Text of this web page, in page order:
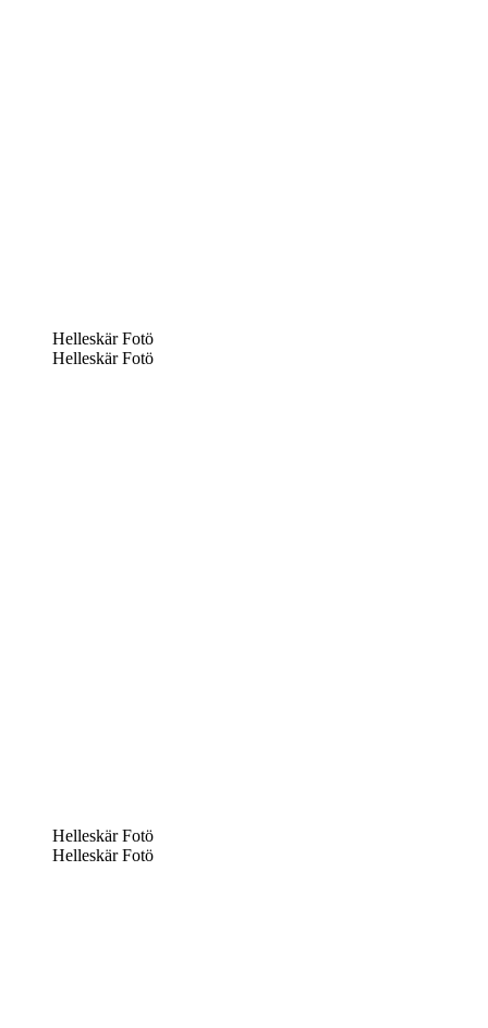
Helleskär Fotö
Helleskär Fotö
Helleskär Fotö
Helleskär Fotö